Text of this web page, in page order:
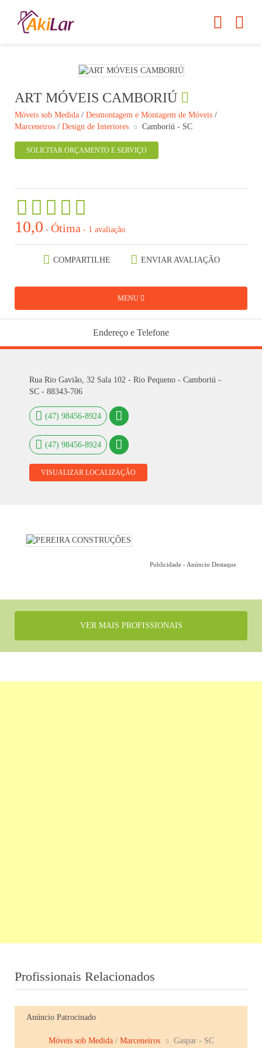
ART MÓVEIS CAMBORIÚ
Móveis sob Medida / Desmontagem e Montagem de Móveis /
Marceneiros / Design de Interiores Camboriú - SC
SOLICITAR ORÇAMENTO E SERVIÇO
10,0 - Ótima - 1 avaliação
COMPARTILHE ENVIAR AVALIAÇÃO
MENU
Endereço e Telefone
Rua Rio Gavião, 32 Sala 102 - Rio Pequeno - Camboriú -
SC - 88343-706
(47) 98456-8924
(47) 98456-8924
VISUALIZAR LOCALIZAÇÃO
Publicidade - Anúncio Destaque
VER MAIS PROFISSIONAIS
Profissionais Relacionados
Anúncio Patrocinado
Móveis sob Medida/ Marceneiros Gaspar - SC